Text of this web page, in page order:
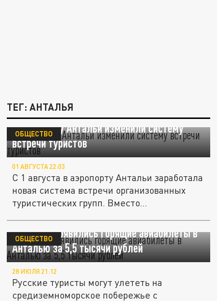
ТЕГ: АНТАЛЬЯ
В аэропорту Антальи изменили систему
встречи туристов
ОБЩЕСТВО
01 АВГУСТА 22:03
С 1 августа в аэропорту Антальи заработала
новая система встречи организованных
туристических групп. Вместо...
TourDom: появились горящие авиабилеты в
Анталью за 5,5 тысячи рублей
ОБЩЕСТВО
28 ИЮЛЯ 21:12
Русские туристы могут улететь на
средиземноморское побережье с